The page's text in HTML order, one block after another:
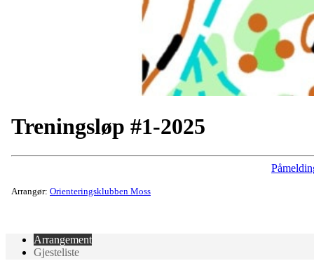
Treningsløp #1-2025
Arrangør: Orienteringsklubben Moss
Arrangement
Gjesteliste